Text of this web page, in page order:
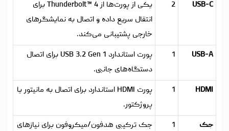
USB-C
2
یکی از پورت‌ها از Thunderbolt™ 4 برای
انتقال سریع داده و اتصال به نمایشگرهای
خارجی پشتیبانی می‌کند.
USB-A
1
پورت استاندارد USB 3.2 Gen 1 برای اتصال
دستگاه‌های جانبی.
HDMI
1
پورت HDMI استاندارد برای اتصال به مانیتور یا
پروژکتور.
جک
1
جک ترکیبی هدفون/میکروفون برای نیازهای